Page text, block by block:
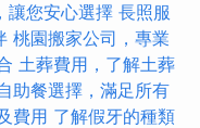
讓您安心選擇 長照服
桃園搬家公司，專業
土葬費用，了解土葬
助餐選擇，滿足所有
費用 了解假牙的種類